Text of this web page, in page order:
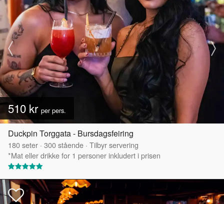
510 kr per pers.
Duckpin Torggata - Bursdagsfeiring
180seter · 300stående · Tilbyr servering
*Mat eller drikke for 1 personer inkludert i prisen